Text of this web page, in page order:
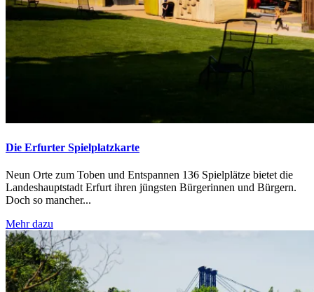
Die Erfurter Spielplatzkarte
Neun Orte zum Toben und Entspannen 136 Spielplätze bietet die
Landeshauptstadt Erfurt ihren jüngsten Bürgerinnen und Bürgern.
Doch so mancher...
Mehr dazu